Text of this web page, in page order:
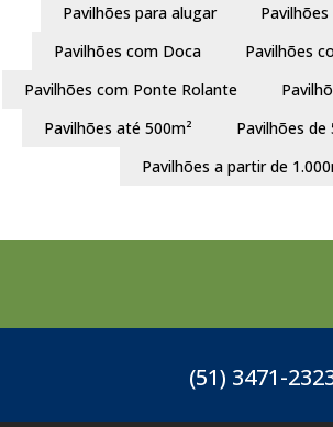
Pavilhões para alugar
Pavilhões com Doca
Pavilhões
Pavilhões com Ponte Rolante
Pavilhões até 500m²
Pavilhões de
Pavilhões a partir de
(51) 3471-